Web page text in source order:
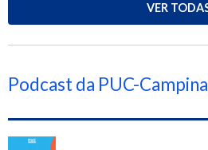
VER
Podcast da PUC-